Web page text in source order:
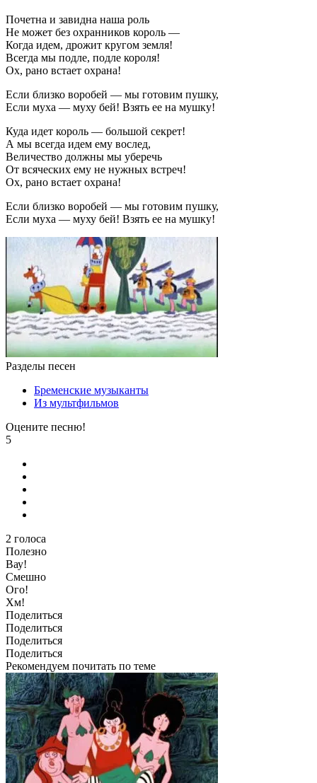
Почетна и завидна наша роль
Не может без охранников король —
Когда идем, дрожит кругом земля!
Всегда мы подле, подле короля!
Ох, рано встает охрана!
Если близко воробей — мы готовим пушку,
Если муха — муху бей! Взять ее на мушку!
Куда идет король — большой секрет!
А мы всегда идем ему вослед,
Величество должны мы уберечь
От всяческих ему не нужных встреч!
Ох, рано встает охрана!
Если близко воробей — мы готовим пушку,
Если муха — муху бей! Взять ее на мушку!
Разделы песен
Бременские музыканты
Из мультфильмов
Оцените песню!
5
2 голоса
Полезно
Вау!
Смешно
Ого!
Хм!
Поделиться
Поделиться
Поделиться
Поделиться
Рекомендуем почитать по теме